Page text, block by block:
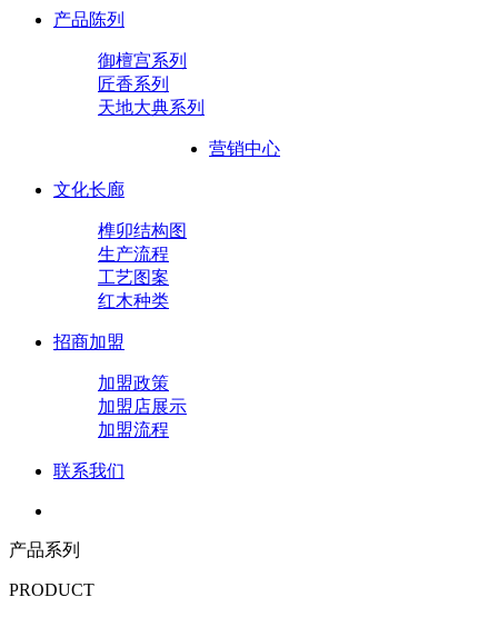
产品陈列
御檀宫系列
匠香系列
天地大典系列
营销中心
文化长廊
榫卯结构图
生产流程
工艺图案
红木种类
招商加盟
加盟政策
加盟店展示
加盟流程
联系我们
产品系列
PRODUCT